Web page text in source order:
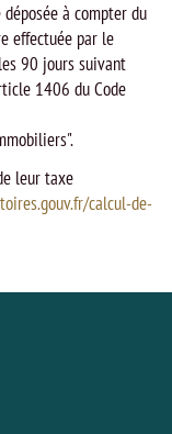
à compter du
effectuée par le
90 jours suivant
1406 du Code
leur taxe
calcul-de-